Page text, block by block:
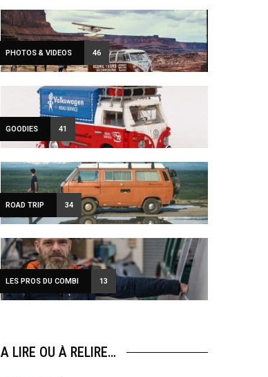
PHOTOS & VIDEOS 46
GOODIES 41
ROAD TRIP 34
LES PROS DU COMBI 13
A LIRE OU À RELIRE…